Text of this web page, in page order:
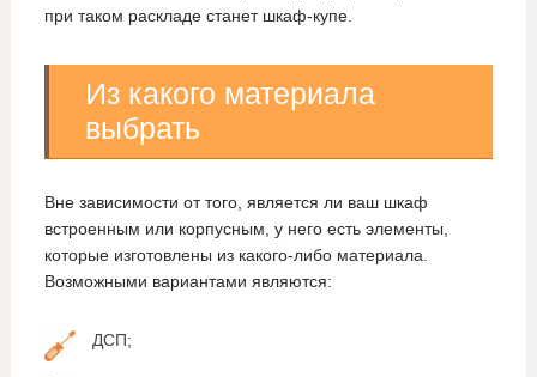
при таком раскладе станет шкаф-купе.
Из какого материала
выбрать
Вне зависимости от того, является ли ваш шкаф
встроенным или корпусным, у него есть элементы,
которые изготовлены из какого-либо материала.
Возможными вариантами являются:
ДСП;